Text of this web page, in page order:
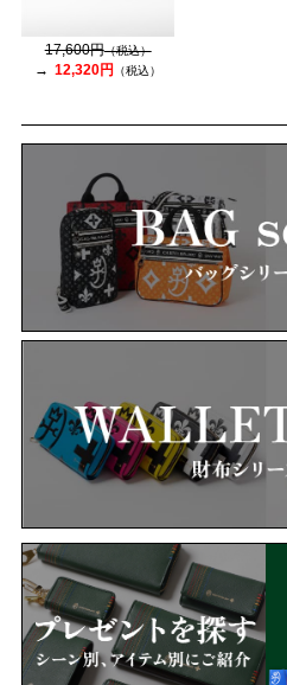
17,600円（税込）
12,320円 （税込）